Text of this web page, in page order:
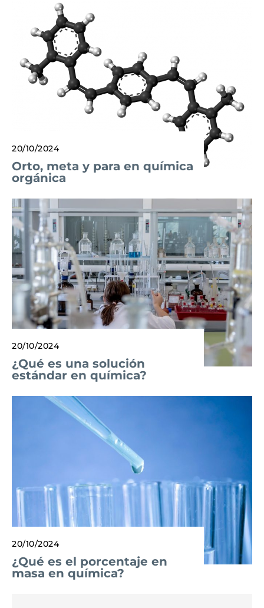
20/10/2024
Orto, meta y para en química
orgánica
20/10/2024
¿Qué es una solución
estándar en química?
20/10/2024
¿Qué es el porcentaje en
masa en química?